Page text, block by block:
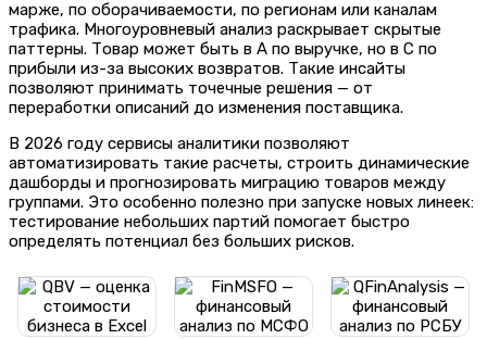
марже, по оборачиваемости, по регионам или каналам
трафика. Многоуровневый анализ раскрывает скрытые
паттерны. Товар может быть в A по выручке, но в C по
прибыли из-за высоких возвратов. Такие инсайты
позволяют принимать точечные решения — от
переработки описаний до изменения поставщика.
В 2026 году сервисы аналитики позволяют
автоматизировать такие расчеты, строить динамические
дашборды и прогнозировать миграцию товаров между
группами. Это особенно полезно при запуске новых линеек:
тестирование небольших партий помогает быстро
определять потенциал без больших рисков.